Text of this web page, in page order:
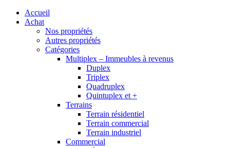
Accueil
Achat
Nos propriétés
Autres propriétés
Catégories
Multiplex – Immeubles à revenus
Duplex
Triplex
Quadruplex
Quintuplex et +
Terrains
Terrain résidentiel
Terrain commercial
Terrain industriel
Commercial